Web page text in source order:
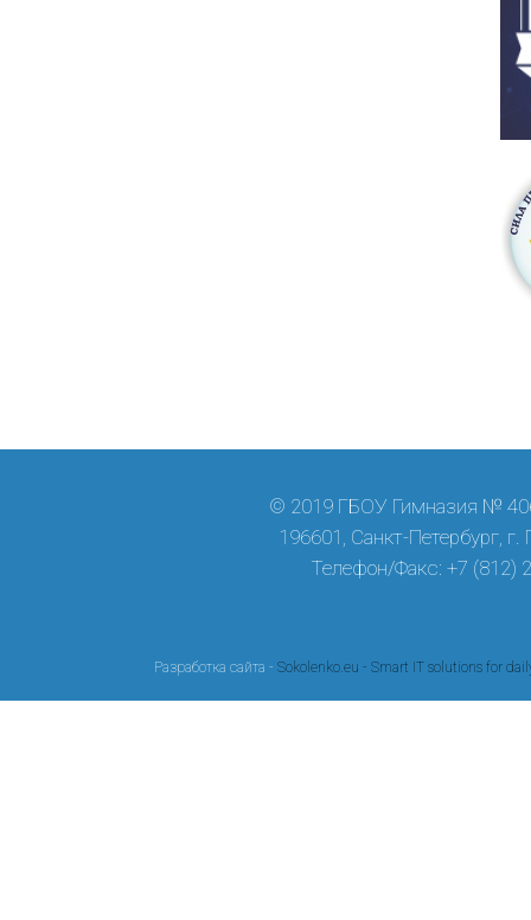
© 2019 ГБОУ Гимназия №
196601, Санкт-Петербург,
Телефон/Факс: +7 (812)
Разработка сайта - Sokolenko.eu - Smart IT solutions for